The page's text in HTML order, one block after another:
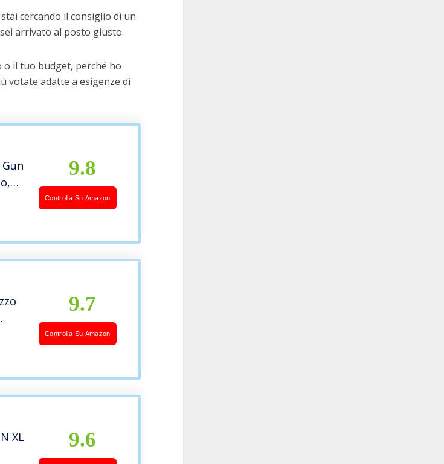
cercando il consiglio di un
arrivato al posto giusto.
o il tuo budget, perché ho
votate adatte a esigenze di
9.8
Controlla Su Amazon
9.7
Controlla Su Amazon
XL 9.6